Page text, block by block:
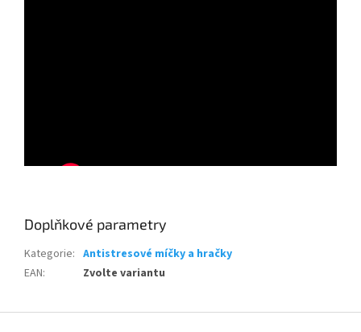
Doplňkové parametry
Kategorie: Antistresové míčky a hračky
EAN: Zvolte variantu